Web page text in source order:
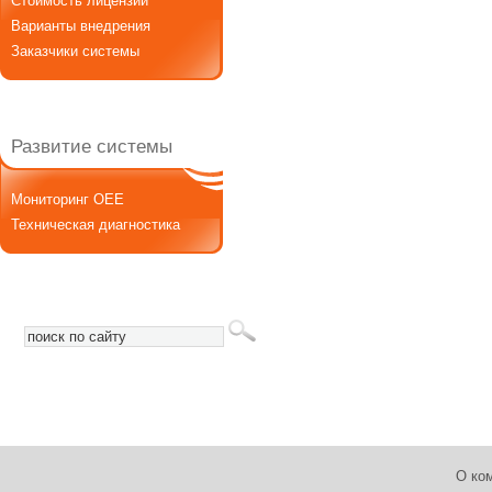
Варианты внедрения
Заказчики системы
Развитие системы
Мониторинг OEE
Техническая диагностика
О